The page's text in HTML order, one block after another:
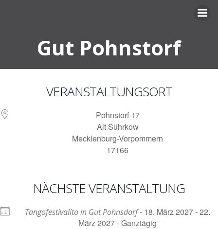
Gut Pohnstorf
VERANSTALTUNGSORT
Pohnstorf 17
Alt Sührkow
Mecklenburg-Vorpommern
17166
NÄCHSTE VERANSTALTUNG
Tangofestivalito in Gut Pohnsdorf- 18. März 2027 - 22.
März 2027 - Ganztägig